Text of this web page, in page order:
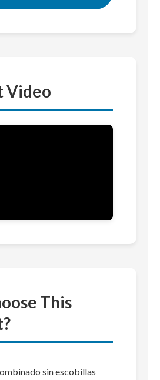
Video
This
sin escobillas